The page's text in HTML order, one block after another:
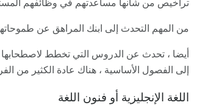
تراخيص من شأنها مساعدتهم في وظائفهم
من المهم التحدث إلى ابنك المراهق عن
أيضا ، تحدث عن الدروس التي تخطط لاصطحابها
إلى الفصول الأساسية ، هناك عادة الكثير من
اللغة الإنجليزية أو فنون اللغة